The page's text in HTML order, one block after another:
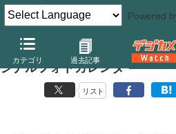
Powered
カテゴリ 過去記事
ナカバヤシ、ブラウザ上でレ
ジナルフォトカレンダー
リスト